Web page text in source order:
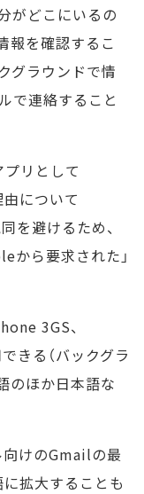
がどこにいるの
報を確認するこ
グラウンドで情
で連絡すること
リとして
について
を避けるため、
から要求された」
3GS、
きる（バックグラ
のほか日本語な
けのGmailの最
拡大することも